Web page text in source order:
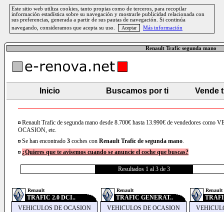
Este sitio web utiliza cookies, tanto propias como de terceros, para recopilar
información estadística sobre su navegación y mostrarle publicidad relacionada con
sus preferencias, generada a partir de sus pautas de navegación. Si continúa
navegando, consideramos que acepta su uso.
Más información
Renault Trafic segunda mano
Inicio Buscamos por ti Vende
Renault Trafic de segunda mano desde 8.700€ hasta 13.990€ de vendedores como
OCASION, etc.
Se han encontrado 3 coches con Renault Trafic de segunda mano.
¿Quieres que te avisemos cuando se anuncie el coche que buscas?
Resultados 1 al 3 de 3
Renault
TRAFIC 2.0 DCI..
VEHICULOS DE OCASION
Renault
TRAFIC GENERAT..
VEHICULOS DE OCASION
Renault